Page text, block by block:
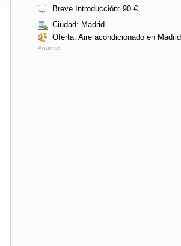
Breve Introducción: 90 €
Ciudad: Madrid
Oferta: Aire acondicionado en Madrid
Anuncio